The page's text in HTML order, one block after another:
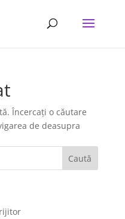
Încercați o căutare
de deasupra